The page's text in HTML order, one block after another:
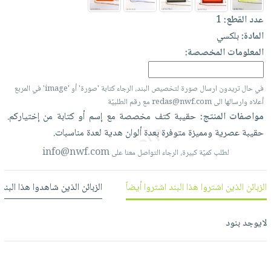
العناية
بالأسنان
الحمية
والتغذية
أدوات
المائدة
الأوعية
أدوات
المطبخ
الأكثر
مبيعاً
العودة
للمدارس
اكسسوارات
كتب
اكسسوارات
منزلية
اكسسوارات
ملابس
مطرزات
حقائب
حلي
عناية
شحن
مجاني
بنود
مختارة
كل
الاشتراكات
صندوق
بلا
حدود
بحث
متقدم
عن
الشركة
عدد القطع:1
المادة:بلكسي
المعلومات المخصصة:
في حال تريدون ارسال صورة لتخصيص البند، الرجاء كتابة 'صورة' أو 'image' في المربع
أعلاه وارسالها الى redas@nwf.com مع رقم الطلبيّة
مواصفات المنتج: حقيبةكتف مخصصة معإسمأوكتابة منإختياركم.
حقيبةعصرية ومميزة متوفرةبعدةألوان هدية لعدة مناسبات.
لطلب كميّة كبيرة، الرجاء التواصل معنا علىinfo@nwf.com
الزبائن الذين اشتروا هذا البند اشتروا أيضاً الزبائن الذين شاهدوا هذا
لايوجد بنود